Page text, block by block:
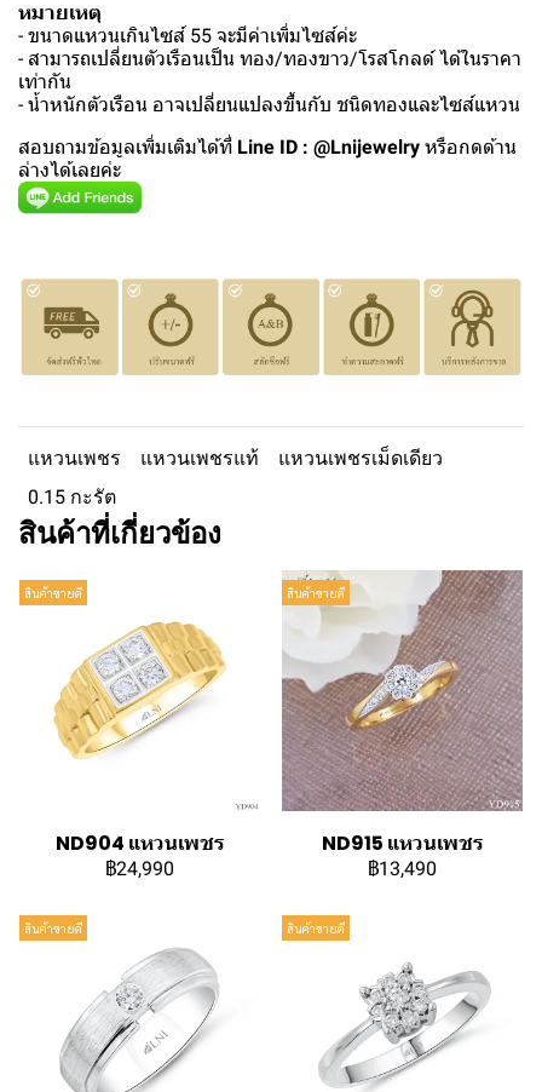
หมายเหตุ
- ขนาดแหวนเกินไซส์ 55 จะมีค่าเพิ่มไซส์ค่ะ
- สามารถเปลี่ยนตัวเรือนเป็น ทอง/ทองขาว/โรสโกลด์ ได้ในราคา
เท่ากัน
- น้ำหนักตัวเรือน อาจเปลี่ยนแปลงขึ้นกับ ชนิดทองและไซส์แหวน
สอบถามข้อมูลเพิ่มเติมได้ที่ Line ID : @Lnijewelry หรือกดด้าน
ล่างได้เลยค่ะ
แหวนเพชร แหวนเพชรแท้
แหวนเพชรเม็ดเดียว
0.15 กะรัต
สินค้าที่เกี่ยวข้อง
สินค้าขายดี
ND904 แหวนเพชร
฿24,990
สินค้าขายดี
ND915 แหวนเพชร
฿13,490
สินค้าขายดี สินค้าขายดี